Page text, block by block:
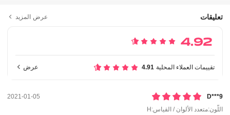
تعليقات عرض المزيد
4.92
تقييمات العملاء المحلية 4.91 عرض
D***9
2021-01-05
اللّون:متعدد الألوان / القياس:H